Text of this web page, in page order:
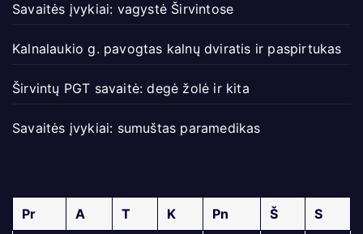
Savaitės įvykiai: vagystė Širvintose
Kalnalaukio g. pavogtas kalnų dviratis ir paspirtukas
Širvintų PGT savaitė: degė žolė ir kita
Savaitės įvykiai: sumuštas paramedikas
Pr A T K Pn Š
S